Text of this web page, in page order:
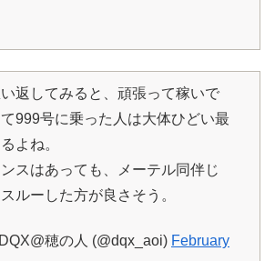
返してみると、頑張って稼いで
999号に乗った人は大体ひどい最
よね。
スはあっても、メーテル同伴じ
ルーした方が良さそう。
穂の人 (@dqx_aoi) February